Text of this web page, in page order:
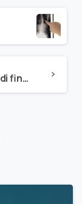
Corsetto addio: il manuale di fine terapia